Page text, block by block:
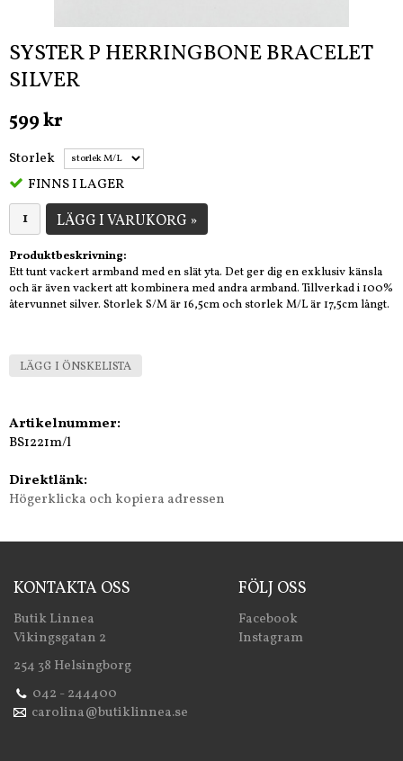
SYSTER P HERRINGBONE BRACELET
SILVER
599 kr
Storlek
FINNS I LAGER
LÄGG I VARUKORG »
Produktbeskrivning:
Ett tunt vackert armband med en slät yta. Det ger dig en exklusiv känsla
och är även vackert att kombinera med andra armband. Tillverkad i 100%
återvunnet silver. Storlek S/M är 16,5cm och storlek M/L är 17,5cm långt.
LÄGG I ÖNSKELISTA
Artikelnummer:
BS1221m/l
Direktlänk:
Högerklicka och kopiera adressen
KONTAKTA OSS
Butik Linnea
Vikingsgatan 2
254 38 Helsingborg
042 - 244400
carolina@butiklinnea.se
FÖLJ OSS
Facebook
Instagram